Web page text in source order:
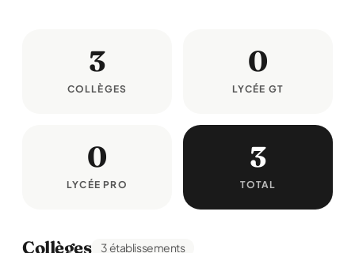
3
COLLÈGES
0
LYCÉE GT
0
LYCÉE PRO
3
TOTAL
Collèges 3 établissements